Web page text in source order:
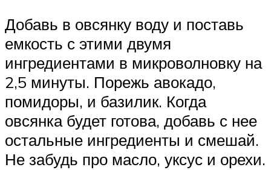
Добавь в овсянку воду и поставь
емкость с этими двумя
ингредиентами в микроволновку на
2,5 минуты. Порежь авокадо,
помидоры, и базилик. Когда
овсянка будет готова, добавь с нее
остальные ингредиенты и смешай.
Не забудь про масло, уксус и орехи.